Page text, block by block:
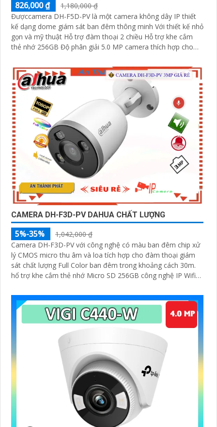
826,000 ₫
1,180,000 ₫
Đượccamera DH-F5D-PV là một camera không dây IP thiết
kế dạng dome giám sát ban đêm thông minh Với thiết kế nhỏ
gọn và mỹ thuật Hỗ trợ đàm thoại 2 chiều Hỗ trợ khe cắm
thẻ nhớ 256GB Độ phân giải 5.0 MP camera thích hợp cho
CAMERA DH-F3D-PV DAHUA CHẤT LƯỢNG
5%-35%
1,042,000 ₫
Camera DH-F3D-PV với công nghệ có màu ban đêm chip xử
lý CMOS micro thu âm và loa tích hợp cho đàm thoại giám
sát chất lượng Full Color ban đêm trong khoảng cách 30m.
hổ trợ khe cắm thẻ nhớ Micro SD 256GB công nghệ IP Wifi